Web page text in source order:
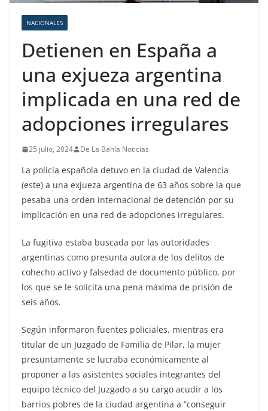
NACIONALES
Detienen en España a
una exjueza argentina
implicada en una red de
adopciones irregulares
25 julio, 2024 De La Bahía Noticias
La policía española detuvo en la ciudad de Valencia
(este) a una exjueza argentina de 63 años sobre la que
pesaba una orden internacional de detención por su
implicación en una red de adopciones irregulares.
La fugitiva estaba buscada por las autoridades
argentinas como presunta autora de los delitos de
cohecho activo y falsedad de documento público, por
los que se le solicita una pena máxima de prisión de
seis años.
Según informaron fuentes policiales, mientras era
titular de un Juzgado de Familia de Pilar, la mujer
presuntamente se lucraba económicamente al
proponer a las asistentes sociales integrantes del
equipo técnico del Juzgado a su cargo acudir a los
barrios pobres de la ciudad argentina a “conseguir